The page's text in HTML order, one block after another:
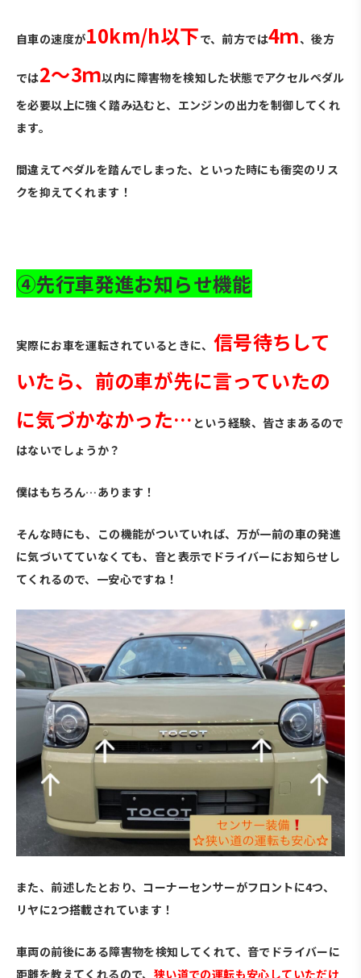
自車の速度が10km/h以下で、前方では4ｍ、後方
では2～3ｍ以内に障害物を検知した状態でアクセルペダル
を必要以上に強く踏み込むと、エンジンの出力を制御してくれ
ます。
間違えてペダルを踏んでしまった、といった時にも衝突のリス
クを抑えてくれます！
④先行車発進お知らせ機能
実際にお車を運転されているときに、 信号待ちして
いたら、前の車が先に言っていたの
に気づかなかった… という経験、皆さまあるので
はないでしょうか？
僕はもちろん…あります！
そんな時にも、この機能がついていれば、万が一前の車の発進
に気づいてていなくても、音と表示でドライバーにお知らせし
てくれるので、一安心ですね！
また、前述したとおり、コーナーセンサーがフロントに4つ、
リヤに2つ搭載されています！
車両の前後にある障害物を検知してくれて、音でドライバーに
距離を教えてくれるので、 狭い道での運転も安心していただけ